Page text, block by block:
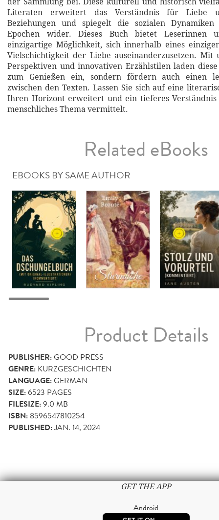
Literaten erweitert das Verständnis für Liebe
Beziehungen und spiegelt die sozialen
Epochen wider. Dieses Buch bietet Leserinnen
einzigartige Möglichkeit, sich innerhalb eines
Vielschichtigkeit der Liebe auseinanderzusetzen. Mit
Perspektiven und innovativen Erzählstilen laden
zum Genießen ein, sondern fördern auch einen
zwischen den Texten. Lassen Sie sich auf eine
Ihren Horizont erweitert und ein tieferes
menschliches Thema vermittelt.
Related eBooks
EBOOKS BY SAME AUTHOR
Product Details
PUBLISHER:GOOD PRESS
GENRE: KURZGESCHICHTEN
LANGUAGE:GERMAN
SIZE:6523 PAGES
FILESIZE:9.0 MB
ISBN: 8596547810254
PUBLISHED:JAN. 14, 2024
GET THE APP
Android